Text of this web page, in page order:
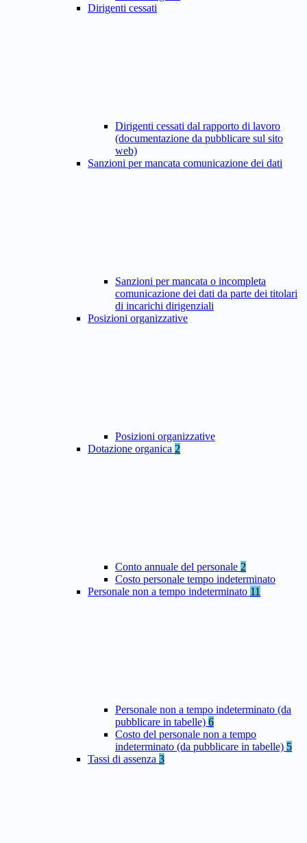
Dirigenti cessati
Dirigenti cessati dal rapporto di lavoro
(documentazione da pubblicare sul sito
web)
Sanzioni per mancata comunicazione dei dati
Sanzioni per mancata o incompleta
comunicazione dei dati da parte dei titolari
di incarichi dirigenziali
Posizioni organizzative
Posizioni organizzative
Dotazione organica 2
Conto annuale del personale 2
Costo personale tempo indeterminato
Personale non a tempo indeterminato 11
Personale non a tempo indeterminato (da
pubblicare in tabelle) 6
Costo del personale non a tempo
indeterminato (da pubblicare in tabelle) 5
Tassi di assenza 3